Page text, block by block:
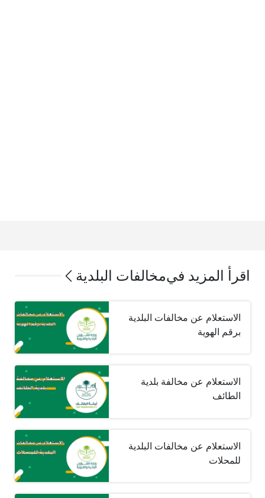
اقرأ المزيد فيمخالفات البلدية
الاستعلام عن مخالفات البلدية
برقم الهوية
الاستعلام عن مخالفة بلدية
الطائف
الاستعلام عن مخالفات البلدية
للمحلات